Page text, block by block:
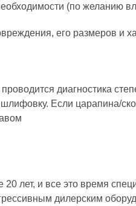
(по желанию
его размеров и
диагностика
Если царапина/
лет, и все это время
дилерским